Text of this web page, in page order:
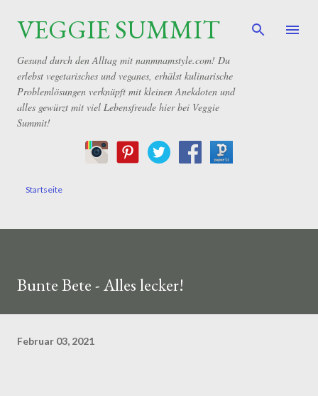
VEGGIE SUMMIT
Gesund durch den Alltag mit nanmnamstyle.com! Du
erlebst vegetarisches und veganes, erhälst kulinarische
Problemlösungen verknüpft mit kleinen Anekdoten und
alles gewürzt mit viel Lebensfreude hier bei Veggie
Summit!
Startseite
Bunte Bete - Alles lecker!
Februar 03, 2021